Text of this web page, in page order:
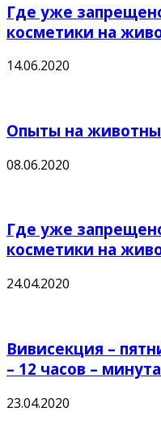
Где уже
косметики на
14.06.2020
Опыты на
08.06.2020
Где уже
косметики на
24.04.2020
Вивисекция –
– 12 часов –
23.04.2020